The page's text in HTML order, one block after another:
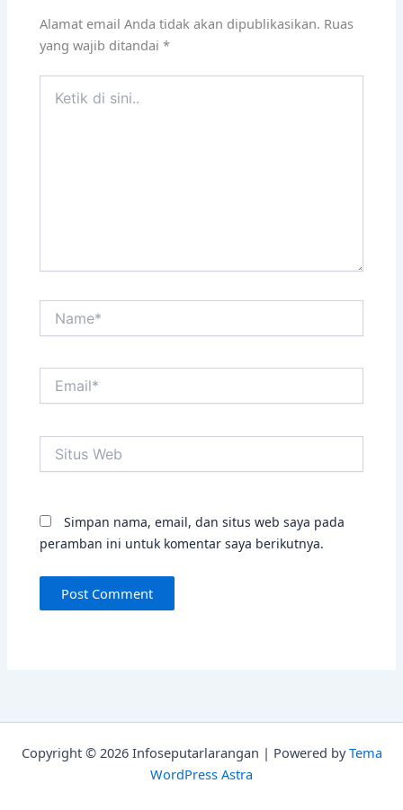
Alamat email Anda tidak akan dipublikasikan. Ruas
yang wajib ditandai*
Web
Simpan nama, email, dan situs web saya pada
peramban ini untuk komentar saya berikutnya.
Copyright © 2026 Infoseputarlarangan | Powered byTema
WordPress Astra